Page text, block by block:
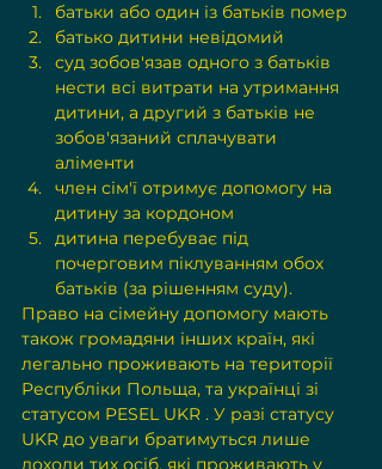
батьки або один із батьків помер
батько дитини невідомий
суд зобов'язав одного з батьків
нести всі витрати на утримання
дитини, а другий з батьків не
зобов'язаний сплачувати
аліменти
член сім'ї отримує допомогу на
дитину за кордоном
дитина перебуває під
почерговим піклуванням обох
батьків (за рішенням суду).
Право на сімейну допомогу мають
також громадяни інших країн, які
легально проживають на території
Республіки Польща, та українці зі
статусом PESEL UKR . У разі статусу
UKR до уваги братимуться лише
доходи тих осіб, які проживають у